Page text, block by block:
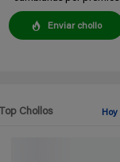
Enviar chollo
Top Chollos Hoy